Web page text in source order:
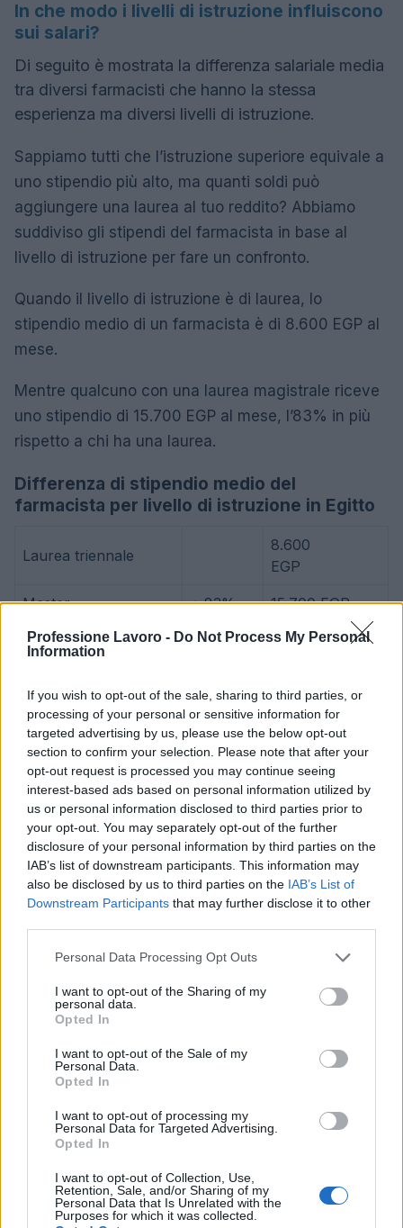
Professione Lavoro - Do Not Process My Personal
Information
If you wish to opt-out of the sale, sharing to third parties, or
processing of your personal or sensitive information for
targeted advertising by us, please use the below opt-out
section to confirm your selection. Please note that after your
opt-out request is processed you may continue seeing
interest-based ads based on personal information utilized by
us or personal information disclosed to third parties prior to
your opt-out. You may separately opt-out of the further
disclosure of your personal information by third parties on the
IAB’s list of downstream participants. This information may
also be disclosed by us to third parties on the IAB’s List of
Downstream Participants that may further disclose it to other
Please note that this website/app uses one or more Google
not limited to your visit or usage behaviour. You may click to
grant or deny consent to Google and its third-party tags to
use your data for below specified purposes in below Google
consent section.
Personal Data Processing Opt Outs
I want to opt-out of the Sharing of my
personal data.
Opted In
I want to opt-out of the Sale of my
Personal Data.
Opted In
I want to opt-out of processing my
Personal Data for Targeted Advertising.
Opted In
I want to opt-out of Collection, Use,
Retention, Sale, and/or Sharing of my
Personal Data that Is Unrelated with the
Purposes for which it was collected.
In che modo i livelli di istruzione influiscono
sui salari?
Di seguito è mostrata la differenza salariale media
tra diversi farmacisti che hanno la stessa
esperienza ma diversi livelli di istruzione.
Sappiamo tutti che l’istruzione superiore equivale a
uno stipendio più alto, ma quanti soldi può
aggiungere una laurea al tuo reddito? Abbiamo
suddiviso gli stipendi del farmacista in base al
livello di istruzione per fare un confronto.
Quando il livello di istruzione è di laurea, lo
stipendio medio di un farmacista è di 8.600 EGP al
mese.
Mentre qualcuno con una laurea magistrale riceve
uno stipendio di 15.700 EGP al mese, l’83% in più
rispetto a chi ha una laurea.
Differenza di stipendio medio del
farmacista per livello di istruzione in Egitto
Laurea triennale
8.600
EGP
Master + 83% 15.700 EGP
L’aumento e la diminuzione percentuali sono relativi al
Vale la pena un Master o un MBA? Dovresti
perseguire l’istruzione superiore?
Un corso di laurea magistrale o qualsiasi
programma post-laurea inEgittocosta da46.000
sterline egiziane a138.000sterline egiziane e dura
circa due anni. Questo è un bel investimento.
Non puoi davvero aspettarti alcun aumento di
tu abbia già un lavoro. Nella maggior parte dei casi,
titolo, viene effettuata una revisione dello stipendio.
come tattica per passare a un lavoro più retribuito. I
numeri sembrano supportare la teoria. L’aumento
medio della retribuzione durante il cambio di lavoro
è di circa il 10% in più rispetto al consueto aumento
Se puoi permetterti i costi dell’istruzione superiore,